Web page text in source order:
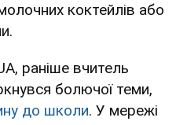
коктейлів або
раніше вчитель
болючої теми,
до школи. У мережі